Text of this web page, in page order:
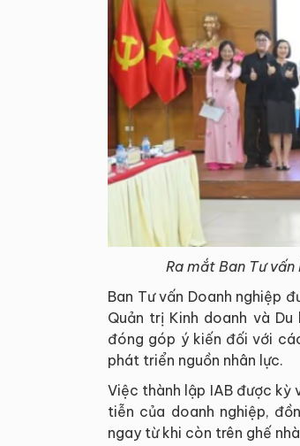
Ra mắt Ban Tư
Ban Tư vấn Doanh nghiệp
Quản trị Kinh doanh và
đóng góp ý kiến đối với
phát triển nguồn nhân lực.
Việc thành lập IAB được kỳ
tiễn của doanh nghiệp,
ngay từ khi còn trên ghế